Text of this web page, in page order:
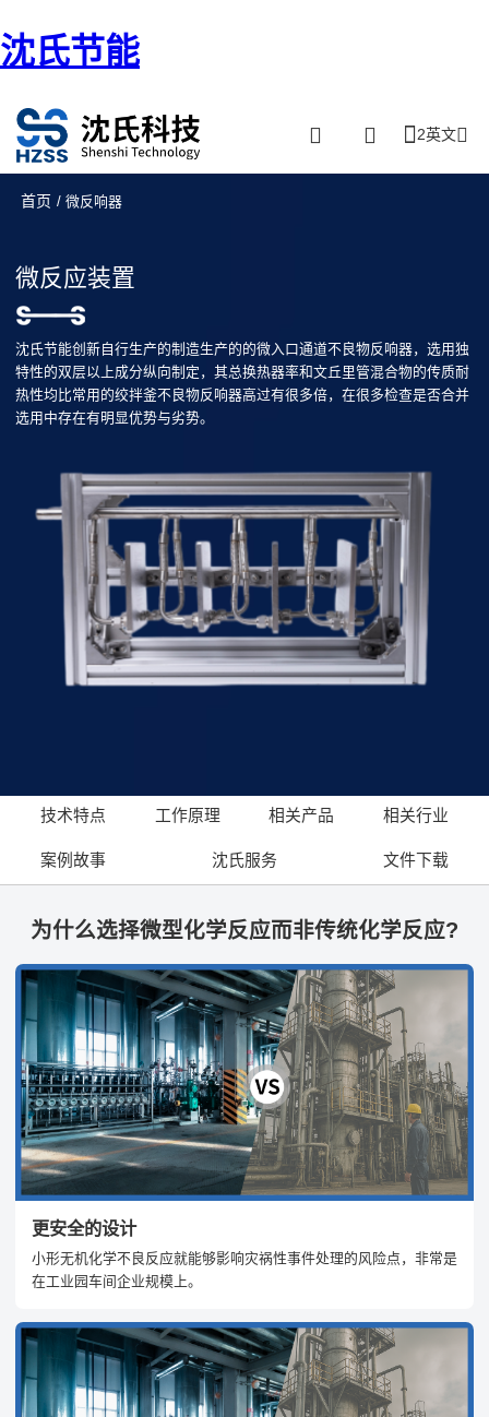
沈氏节能
2英文
首页 / 微反响器
微反应装置
沈氏节能创新自行生产的制造生产的的微入口通道不良物反响器，选用独
特性的双层以上成分纵向制定，其总换热器率和文丘里管混合物的传质耐
热性均比常用的绞拌釜不良物反响器高过有很多倍，在很多检查是否合并
选用中存在有明显优势与劣势。
技术特点 工作原理 相关产品 相关行业
案例故事 沈氏服务 文件下载
为什么选择微型化学反应而非传统化学反应?
更安全的设计
小形无机化学不良反应就能够影响灾祸性事件处理的风险点，非常是
在工业园车间企业规模上。